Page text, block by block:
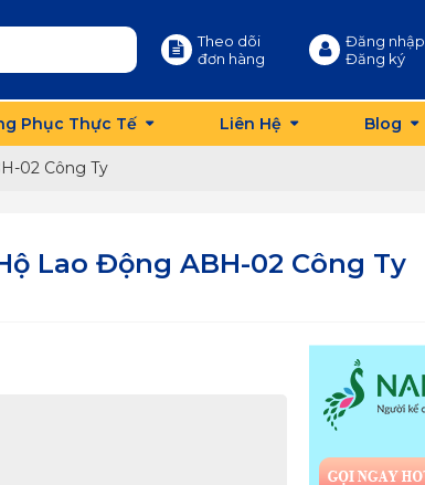
Theo dõi
đơn hàng
Đăng nhập
Đăng ký
Phục Thực Tế Liên Hệ Blog
02 Công Ty
Lao Động ABH-02 Công Ty